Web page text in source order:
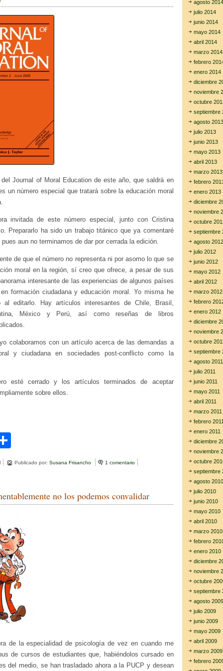
tir
o
t
a
y
l
o
r
Journal of Moral Education de este año, que saldrá en
un número especial que tratará sobre la educación moral
invitada de este número especial, junto con Cristina
Prepararlo ha sido un trabajo titánico que ya comentaré
aun no terminamos de dar por cerrada la edición.
de que el número no representa ni por asomo lo que se
moral en la región, sí creo que ofrece, a pesar de sus
interesante de las experiencias de algunos países
en formación ciudadana y educación moral. Yo misma he
al editarlo. Hay artículos interesantes de Chile, Brasil,
México y Perú, así como reseñas de libros
colaboramos con un artículo acerca de las demandas a
y ciudadana en sociedades post-conflicto como la
esté cerrado y los artículos terminados de aceptar
sobre ellos.
o
ar
Publicado por: Susana Frisancho 1 comentario e
D
o
f
M
no los podemos convalidar
de la especialidad de psicología de vez en cuando me
de cursos de estudiantes que, habiéndolos cursado en
del medio, se han trasladado ahora a la PUCP y desean
agosto 2014
julio 2014
junio 2014
mayo 2014
abril 2014
marzo 2014
febrero
enero 2014
diciembre
noviembre
octubre
septiembre
agosto 2013
julio 2013
junio 2013
mayo 2013
abril 2013
marzo 2013
febrero
enero 2013
diciembre
noviembre
octubre
septiembre
agosto 2012
julio 2012
junio 2012
mayo 2012
abril 2012
marzo 2012
febrero
enero 2012
diciembre
noviembre
octubre
septiembre
agosto 2011
julio 2011
junio 2011
mayo 2011
abril 2011
marzo 2011
febrero 2011
enero 2011
diciembre
noviembre
octubre
septiembre
agosto 2010
julio 2010
junio 2010
mayo 2010
abril 2010
marzo 2010
febrero
enero 2010
diciembre
noviembre
octubre
septiembre
agosto 2009
julio 2009
junio 2009
mayo 2009
abril 2009
marzo 2009
febrero